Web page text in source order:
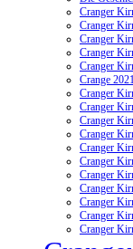
Cranger
Cranger
Cranger
Cranger
Cranger
Crange
Cranger
Cranger
Cranger
Cranger
Cranger
Cranger
Cranger
Cranger
Cranger
Cranger
Cranger